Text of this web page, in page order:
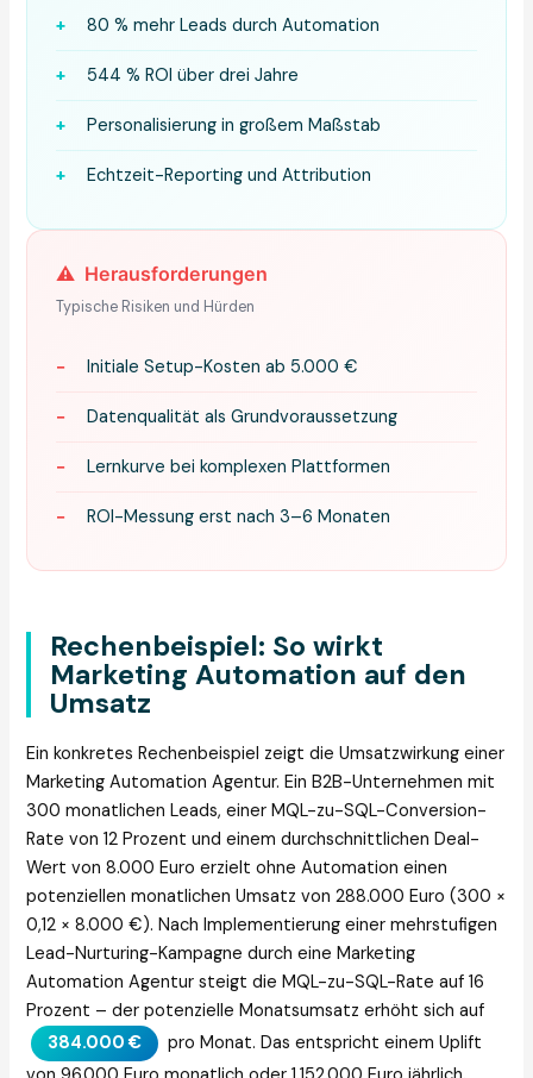
+ 80 % mehr Leads durch Automation
+ 544 % ROI über drei Jahre
+ Personalisierung in großem Maßstab
+ Echtzeit-Reporting und Attribution
⚠️ Herausforderungen
Typische Risiken und Hürden
− Initiale Setup-Kosten ab 5.000 €
− Datenqualität als Grundvoraussetzung
− Lernkurve bei komplexen Plattformen
− ROI-Messung erst nach 3–6 Monaten
Rechenbeispiel: So wirkt
Marketing Automation auf den
Umsatz
Ein konkretes Rechenbeispiel zeigt die Umsatzwirkung einer
Marketing Automation Agentur. Ein B2B-Unternehmen mit
300 monatlichen Leads, einer MQL-zu-SQL-Conversion-
Rate von 12 Prozent und einem durchschnittlichen Deal-
Wert von 8.000 Euro erzielt ohne Automation einen
potenziellen monatlichen Umsatz von 288.000 Euro (300 ×
0,12 × 8.000 €). Nach Implementierung einer mehrstufigen
Lead-Nurturing-Kampagne durch eine Marketing
Automation Agentur steigt die MQL-zu-SQL-Rate auf 16
Prozent – der potenzielle Monatsumsatz erhöht sich auf
384.000 €
pro Monat. Das entspricht einem Uplift